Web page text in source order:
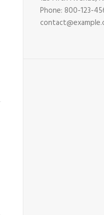
Phone: 800-123-